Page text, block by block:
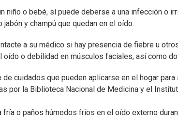
niño o bebé, sí puede deberse a una infección o
y champú que quedan en el oído.
a su médico si hay presencia de fiebre u
oído o debilidad en músculos faciales, así como
de cuidados que pueden aplicarse en el hogar para
por la Biblioteca Nacional de Medicina y el
fría o paños húmedos fríos en el oído externo